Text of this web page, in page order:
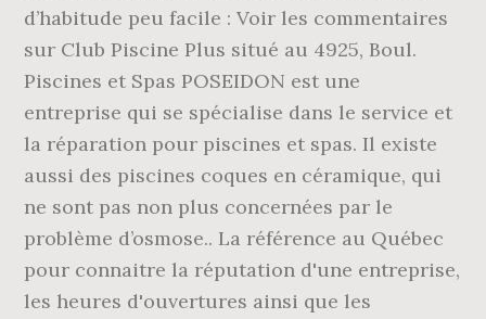
d’habitude peu facile : Voir les commentaires
sur Club Piscine Plus situé au 4925, Boul.
Piscines et Spas POSEIDON est une
entreprise qui se spécialise dans le service et
la réparation pour piscines et spas. Il existe
aussi des piscines coques en céramique, qui
ne sont pas non plus concernées par le
problème d’osmose.. La référence au Québec
pour connaitre la réputation d'une entreprise,
les heures d'ouvertures ainsi que les